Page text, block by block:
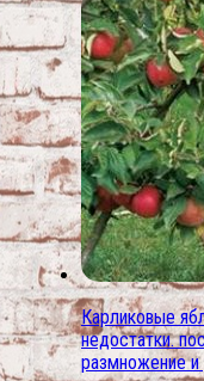
Карликовые
недостатки.
размножение и